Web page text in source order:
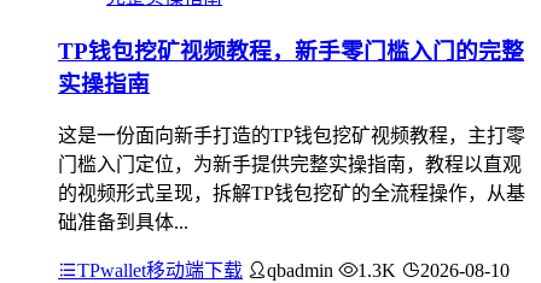
TP钱包挖矿视频教程，新手零门槛入门的完整
实操指南
这是一份面向新手打造的TP钱包挖矿视频教程，主打零
门槛入门定位，为新手提供完整实操指南，教程以直观
的视频形式呈现，拆解TP钱包挖矿的全流程操作，从基
础准备到具体...
TPwallet移动端下载 qbadmin 1.3K 2026-08-10